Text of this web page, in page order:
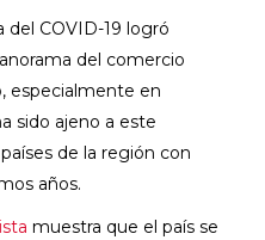
del COVID-19 logró
del comercio
especialmente en
sido ajeno a este
de la región con
años.
muestra que el país se